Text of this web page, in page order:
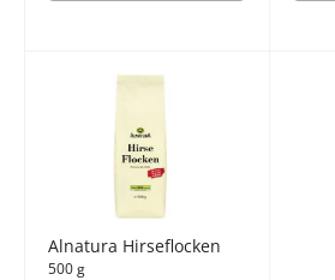
Alnatura Hirseflocken
500 g